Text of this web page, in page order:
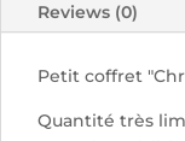
Reviews (0)
Petit coffret
Quantité très